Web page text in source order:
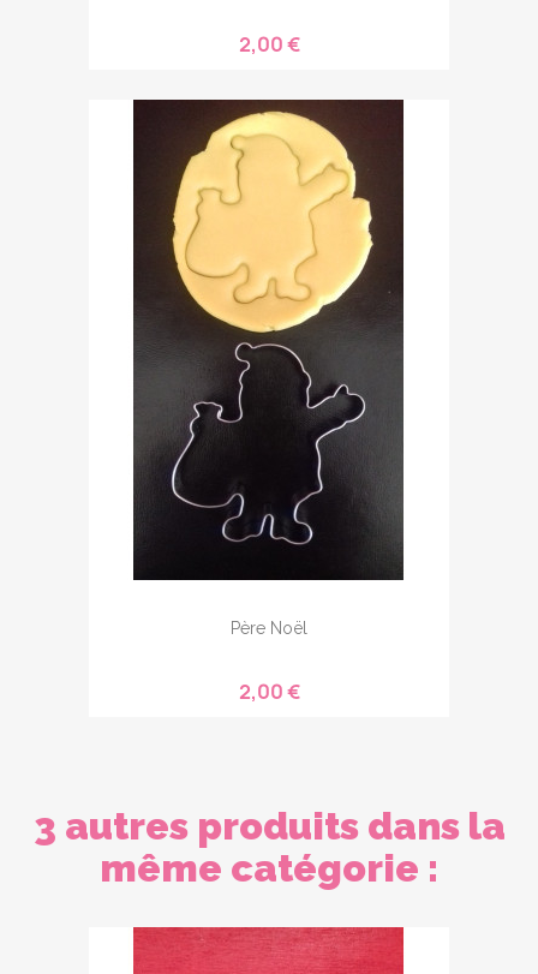
2,00 €
Père Noël
2,00 €
3 autres produits dans la
même catégorie :